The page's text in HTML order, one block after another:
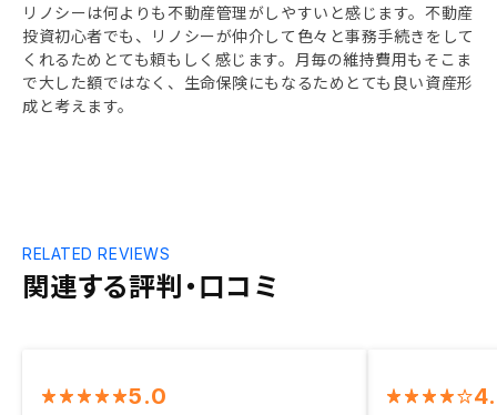
リノシーは何よりも不動産管理がしやすいと感じます。不動産
投資初心者でも、リノシーが仲介して色々と事務手続きをして
くれるためとても頼もしく感じます。月毎の維持費用もそこま
で大した額ではなく、生命保険にもなるためとても良い資産形
成と考えます。
関連する評判・口コミ
RELATED REVIEWS
5.0